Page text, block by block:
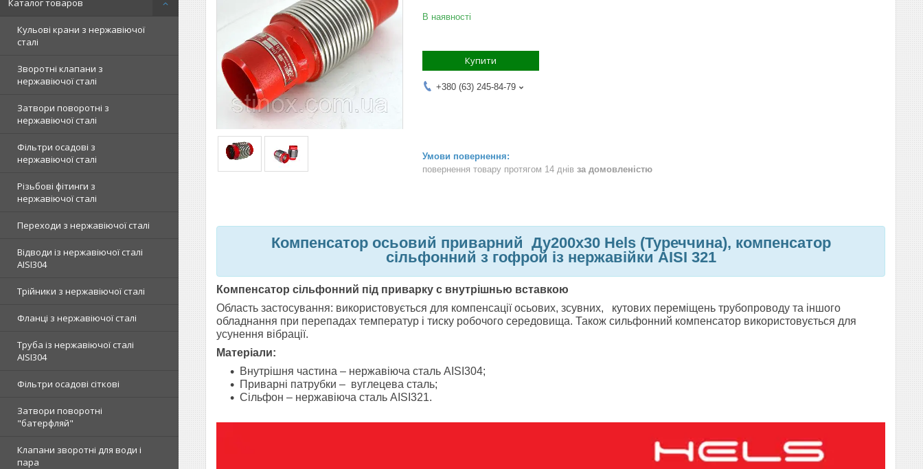
Каталог товаров
Кульові крани з нержавіючої
сталі
Зворотні клапани з
нержавіючої сталі
Затвори поворотні з
нержавіючої сталі
Фільтри осадові з
нержавіючої сталі
Різьбові фітинги з
нержавіючої сталі
Переходи з нержавіючої сталі
Відводи із нержавіючої сталі
AISI304
Трійники з нержавіючої сталі
Фланці з нержавіючої сталі
Труба із нержавіючої сталі
AISI304
Фільтри осадові сіткові
Затвори поворотні
"батерфляй"
Клапани зворотні для води і
пара
В наявності
Купити
+380 (63) 245-84-79
повернення товару протягом 14 днів за домовленістю
Компенсатор осьовий приварний Ду200х30 Hels (Туреччина), компенсатор
сільфонний з гофрой із нержавійки AISI 321
Компенсатор сільфонний під приварку c внутрішнью вставкою
Область застосування: використовується для компенсації осьових, зсувних, кутових переміщень трубопроводу та іншого
обладнання при перепадах температур і тиску робочого середовища. Також сильфонний компенсатор використовується для
усунення вібрації.
Матеріали:
Внутрішня частина – нержавіюча сталь AISI304;
Приварні патрубки – вуглецева сталь;
Сільфон – нержавіюча сталь AISI321.